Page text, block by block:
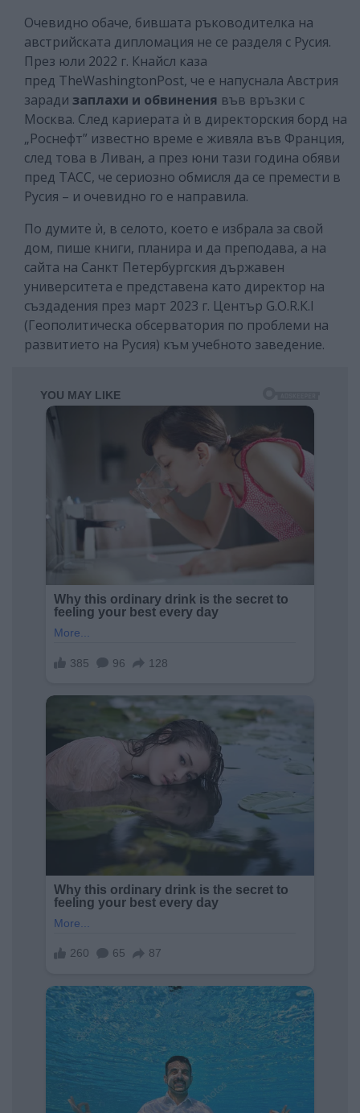
Очевидно обаче, бившата ръководителка на
австрийската дипломация не се разделя с Русия.
През юли 2022 г. Кнайсл каза
пред TheWashingtonPost, че е напуснала Австрия
заради заплахи и обвинения във връзки с
Москва. След кариерата ѝ в директорския борд на
„Роснефт” известно време е живяла във Франция,
след това в Ливан, а през юни тази година обяви
пред ТАСС, че сериозно обмисля да се премести в
Русия – и очевидно го е направила.
По думите ѝ, в селото, което е избрала за свой
дом, пише книги, планира и да преподава, а на
сайта на Санкт Петербургския държавен
университета е представена като директор на
създадения през март 2023 г. Център G.О.R.К.I
(Геополитическа обсерватория по проблеми на
развитието на Русия) към учебното заведение.